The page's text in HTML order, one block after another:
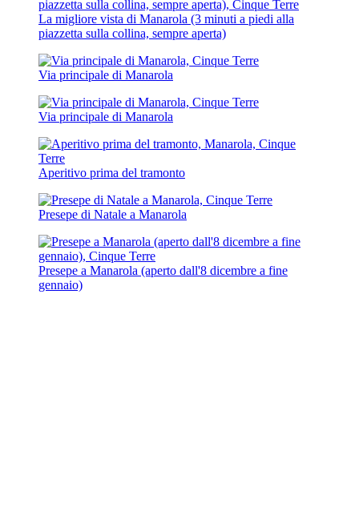
La migliore vista di Manarola (3 minuti a piedi alla
piazzetta sulla collina, sempre aperta)
Via principale di Manarola
Via principale di Manarola
Aperitivo prima del tramonto
Presepe di Natale a Manarola
Presepe a Manarola (aperto dall'8 dicembre a fine
gennaio)